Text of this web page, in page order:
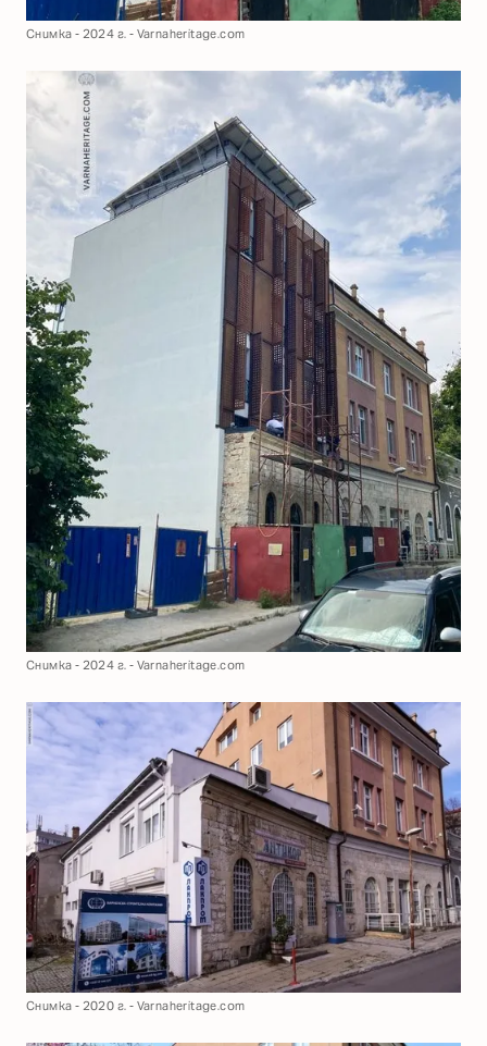
Снимка - 2024 г. - Varnaheritage.com
Снимка - 2024 г. - Varnaheritage.com
Снимка - 2020 г. - Varnaheritage.com